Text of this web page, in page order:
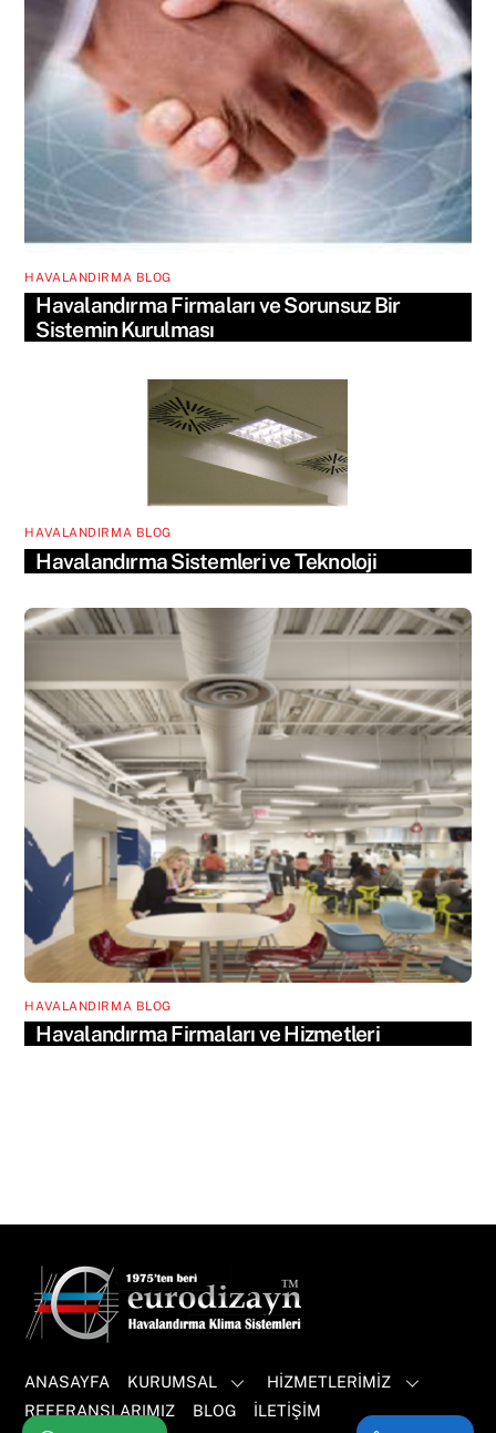
HAVALANDIRMA BLOG
Havalandırma Firmaları ve Sorunsuz Bir
Sistemin Kurulması
HAVALANDIRMA BLOG
Havalandırma Sistemleri ve Teknoloji
HAVALANDIRMA BLOG
Havalandırma Firmaları ve Hizmetleri
ANASAYFA KURUMSAL
HİZMETLERİMİZ
REFERANSLARIMIZ
BLOG İLETİŞİM